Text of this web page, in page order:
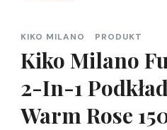
KIKO MILANO PRODUKT
Kiko Milano
2-In-1
Warm Rose